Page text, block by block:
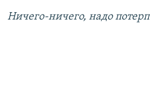
Ничего-ничего, надо